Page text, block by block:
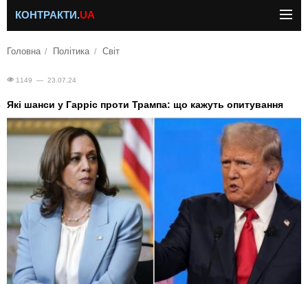
КОНТРАКТИ.UA
Головна Політика Світ
1149 — 23.07.24
Які шанси у Гарріс проти Трампа: що кажуть опитування